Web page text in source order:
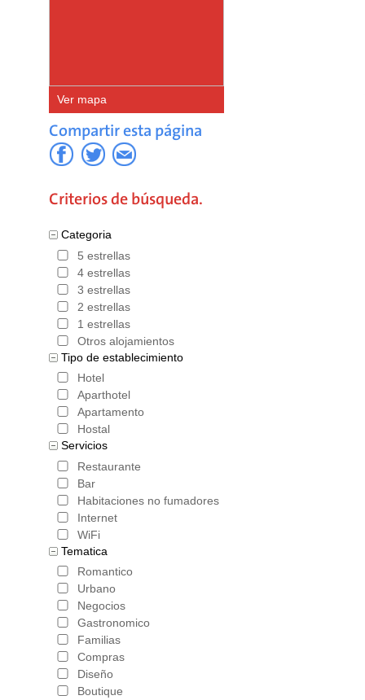
Ver mapa
Compartir esta página
Criterios de búsqueda.
Categoria
5 estrellas
4 estrellas
3 estrellas
2 estrellas
1 estrellas
Otros alojamientos
Tipo de establecimiento
Hotel
Aparthotel
Apartamento
Hostal
Servicios
Restaurante
Bar
Habitaciones no fumadores
Internet
WiFi
Tematica
Romantico
Urbano
Negocios
Gastronomico
Familias
Compras
Diseño
Boutique